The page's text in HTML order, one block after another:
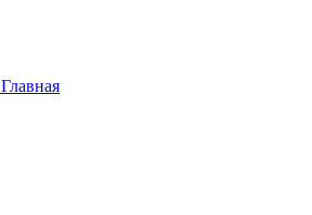
Главная